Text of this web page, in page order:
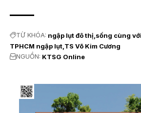
TỪ KHÓA: ngập lụt đô thị sống cùng
TPHCM ngập lụt TS Võ Kim Cương
NGUỒN: KTSG Online